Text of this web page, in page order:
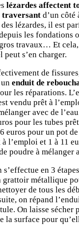
lézardes affectent
traversant d’un côté
lézardes, il est
les fondations
travaux… Et
peut s’en charger.
de
enduit de
les réparations.
vendu prêt à
avec de
pour les tubes
euros pour un pot
l’emploi et 1 à 11
poudre à mélanger
en 3
grattoir métallique
de tous les
on répand
On laisse sécher
la surface pour